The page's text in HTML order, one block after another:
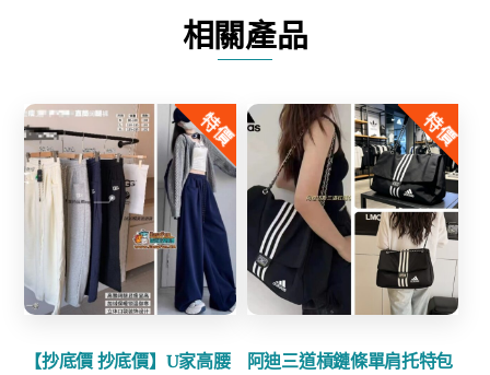
相關產品
特價
【抄底價 抄底價】U家高腰
Share
特價
阿迪三道槓鏈條單肩托特包
Share